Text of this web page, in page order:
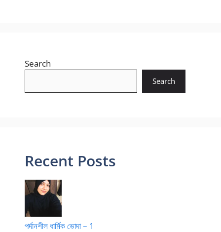
Search
Search
Recent Posts
পর্দানশীল ধার্মিক ভোদা – 1